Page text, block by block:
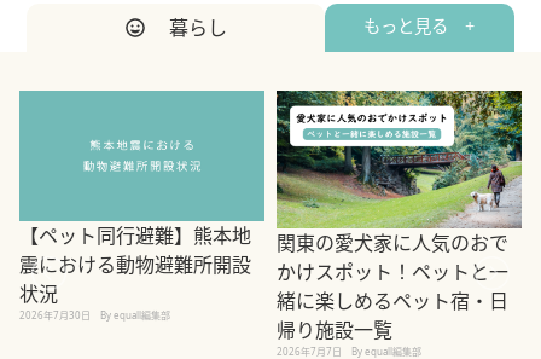
暮らし もっと見る +
【ペット同行避難】熊本地
震における動物避難所開設
状況
2026年7月30日 By equall編集部
関東の愛犬家に人気のおで
かけスポット！ペットと一
緒に楽しめるペット宿・日
帰り施設一覧
2026年7月7日 By equall編集部